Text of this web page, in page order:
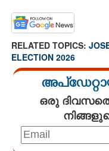
RELATED TOPICS:
ELECTION 2026
ഒരു